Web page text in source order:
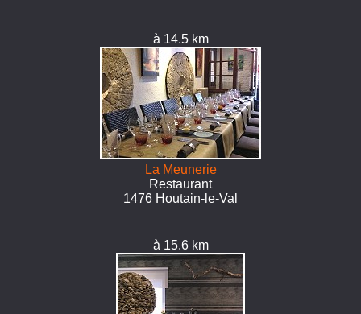
à 14.5 km
La Meunerie
Restaurant
1476 Houtain-le-Val
à 15.6 km